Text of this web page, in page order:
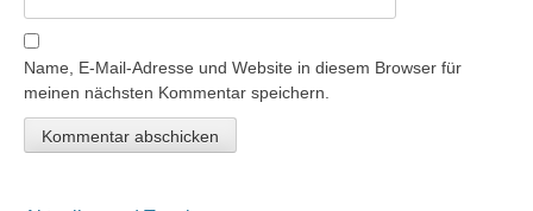
Name, E-Mail-Adresse und Website in diesem Browser für
meinen nächsten Kommentar speichern.